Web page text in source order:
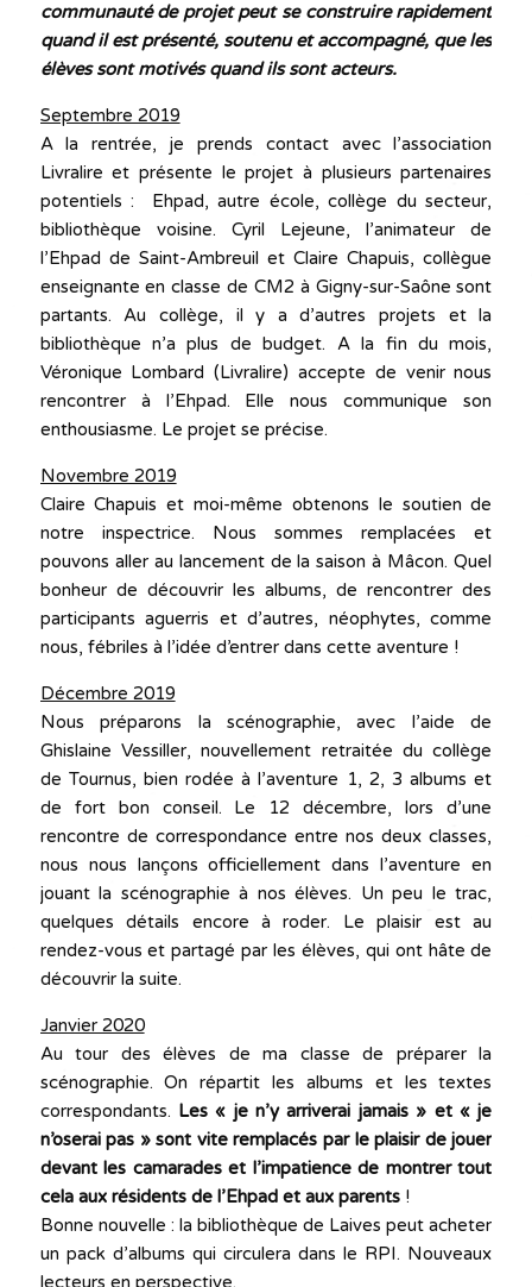
communauté de projet peut se construire rapidement
quand il est présenté, soutenu et accompagné, que les
élèves sont motivés quand ils sont acteurs.
Septembre 2019
A la rentrée, je prends contact avec l’association
Livralire et présente le projet à plusieurs partenaires
potentiels : Ehpad, autre école, collège du secteur,
bibliothèque voisine. Cyril Lejeune, l’animateur de
l’Ehpad de Saint-Ambreuil et Claire Chapuis, collègue
enseignante en classe de CM2 à Gigny-sur-Saône sont
partants. Au collège, il y a d’autres projets et la
bibliothèque n’a plus de budget. A la fin du mois,
Véronique Lombard (Livralire) accepte de venir nous
rencontrer à l’Ehpad. Elle nous communique son
enthousiasme. Le projet se précise.
Novembre 2019
Claire Chapuis et moi-même obtenons le soutien de
notre inspectrice. Nous sommes remplacées et
pouvons aller au lancement de la saison à Mâcon. Quel
bonheur de découvrir les albums, de rencontrer des
participants aguerris et d’autres, néophytes, comme
nous, fébriles à l’idée d’entrer dans cette aventure !
Décembre 2019
Nous préparons la scénographie, avec l’aide de
Ghislaine Vessiller, nouvellement retraitée du collège
de Tournus, bien rodée à l’aventure 1, 2, 3 albums et
de fort bon conseil. Le 12 décembre, lors d’une
rencontre de correspondance entre nos deux classes,
nous nous lançons officiellement dans l’aventure en
jouant la scénographie à nos élèves. Un peu le trac,
quelques détails encore à roder. Le plaisir est au
rendez-vous et partagé par les élèves, qui ont hâte de
découvrir la suite.
Janvier 2020
Au tour des élèves de ma classe de préparer la
scénographie. On répartit les albums et les textes
correspondants. Les « je n’y arriverai jamais » et « je
n’oserai pas » sont vite remplacés par le plaisir de jouer
devant les camarades et l’impatience de montrer tout
cela aux résidents de l’Ehpad et aux parents!
Bonne nouvelle : la bibliothèque de Laives peut acheter
un pack d’albums qui circulera dans le RPI. Nouveaux
lecteurs en perspective.